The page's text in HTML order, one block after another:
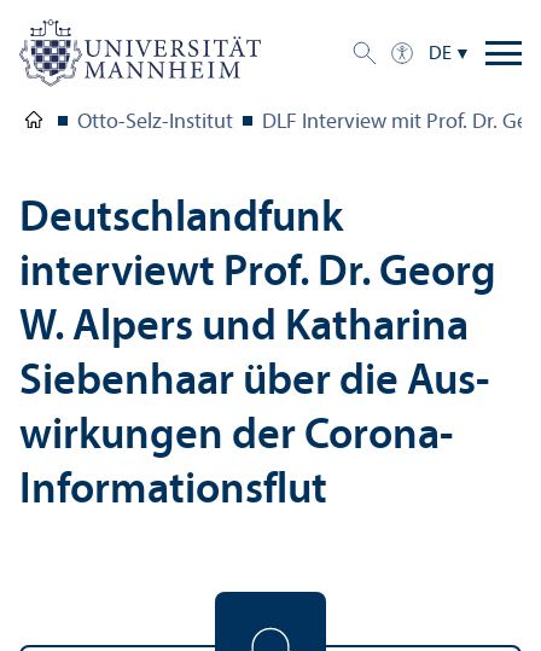
DE
Otto-Selz-Institut DLF Interview mit Prof. Dr.
Deutschland­funk
interviewt Prof. Dr. Georg
W. Alpers und Katharina
Siebenhaar über die Aus­
wirkungen der Corona-
Informations­flut